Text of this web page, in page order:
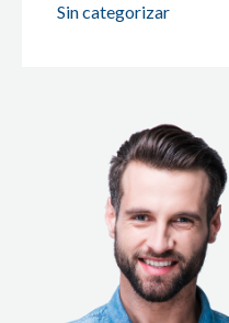
Sin categorizar